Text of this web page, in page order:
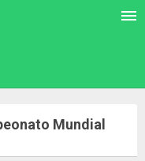
Mundial